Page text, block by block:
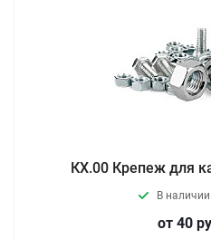
КХ.00 Крепеж для
В наличии
от 40